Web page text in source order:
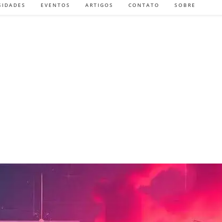
EVENTOS ARTIGOS CONTATO SOBRE